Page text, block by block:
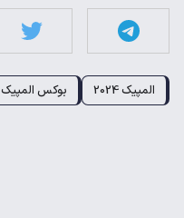
المپیک 2024 بوکس المپیک 2024